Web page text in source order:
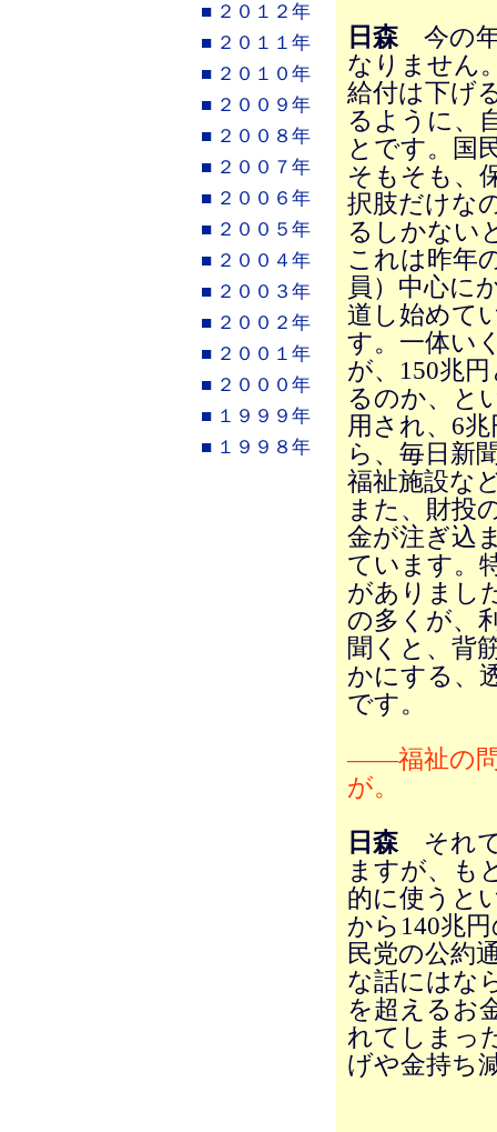
■ ２０１２年
■ ２０１１年
■ ２０１０年
■ ２００９年
■ ２００８年
■ ２００７年
■ ２００６年
■ ２００５年
■ ２００４年
■ ２００３年
■ ２００２年
■ ２００１年
■ ２０００年
■ １９９９年
■ １９９８年
日森今の年
なりません
給付は下げ
るように、
とです。国
そもそも、
択肢だけな
るしかない
これは昨年
員）中心に
道し始めて
す。一体い
が、150兆
るのか、と
用され、6
ら、毎日新
福祉施設な
また、財投
金が注ぎ込
ています。
がありまし
の多くが、
聞くと、背
かにする、
です。
――福祉の問
が。
日森それで
ますが、も
的に使うと
から140兆
民党の公約
な話にはな
を超えるお
れてしまっ
げや金持ち